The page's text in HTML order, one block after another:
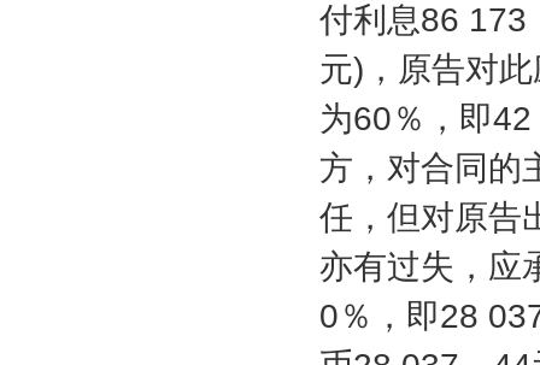
付利息86 173
元) ，原告对
为60％，即42
方，对合同的
任，但对原告
亦有过失，应
0％，即28